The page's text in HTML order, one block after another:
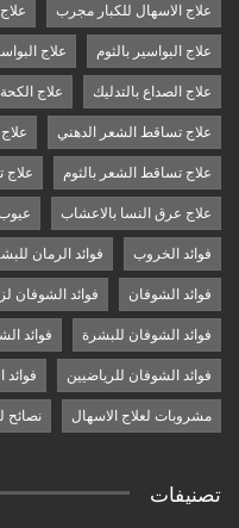
علاج الاسهال للكبار مجرب
علاج البواسير بالثوم علاج
علاج الصداع بالتدليك علاج الكحة
علاج تساقط الشعر الدهني
علاج تساقط الشعر بالثوم علاج
علاج عرق النسا بالاعشاب
فوائد الخروب فوائد الرمان
فوائد الشوفان فوائد الشوفان
فوائد الشوفان للبشرة فوائد
فوائد الشوفان للرياضيين
مشروبات لعلاج الاسهال نصائح
تصنيفات